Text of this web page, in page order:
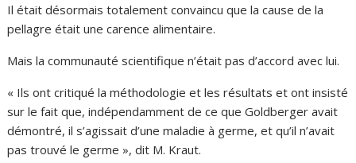
Il était désormais totalement convaincu que la cause de la
pellagre était une carence alimentaire.
Mais la communauté scientifique n’était pas d’accord avec lui.
« Ils ont critiqué la méthodologie et les résultats et ont insisté
sur le fait que, indépendamment de ce que Goldberger avait
démontré, il s’agissait d’une maladie à germe, et qu’il n’avait
pas trouvé le germe », dit M. Kraut.